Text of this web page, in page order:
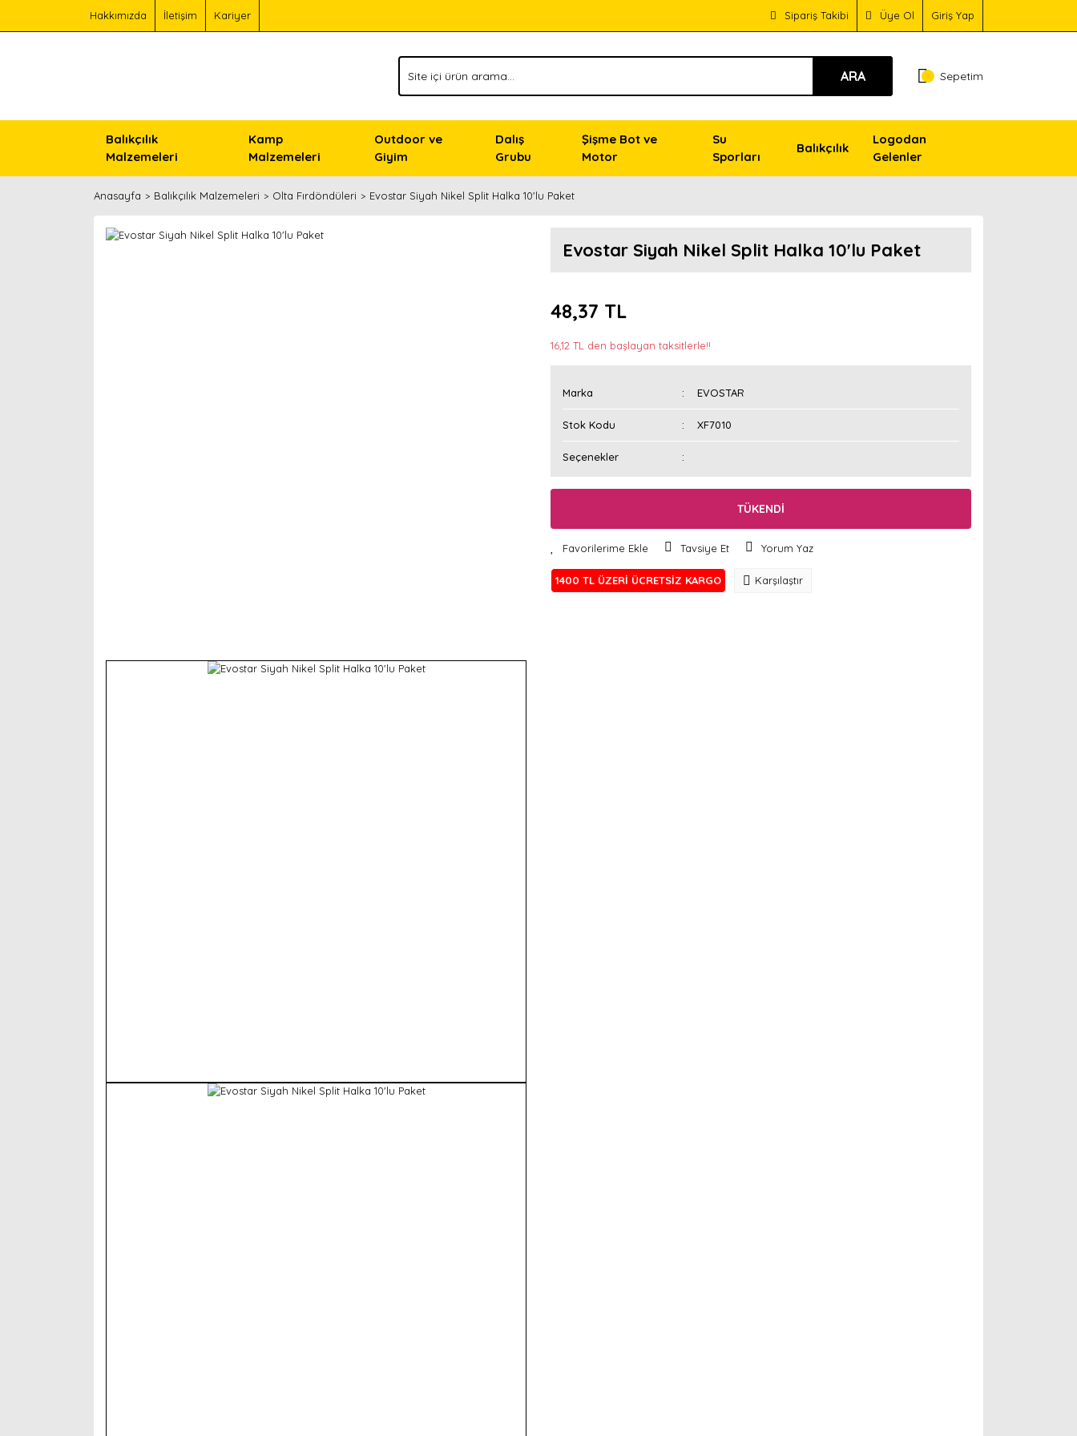
Hakkımızda İletişim Kariyer Sipariş Takibi Üye Ol Giriş Yap
ARA Sepetim
Balıkçılık
Malzemeleri
Kamp
Malzemeleri
Outdoor ve
Giyim
Dalış
Grubu
Şişme Bot ve
Motor
Su
Sporları
Balıkçılık
Logodan
Gelenler
Anasayfa Balıkçılık Malzemeleri Olta Fırdöndüleri Evostar Siyah Nikel Split Halka 10'lu Paket
Evostar Siyah Nikel Split Halka 10'lu Paket
48,37 TL
16,12 TL den başlayan taksitlerle!!
Marka EVOSTAR
Stok Kodu XF7010
Seçenekler
TÜKENDİ
Tavsiye Et Yorum Yaz
1400 TL ÜZERİ ÜCRETSİZ KARGO Karşılaştır